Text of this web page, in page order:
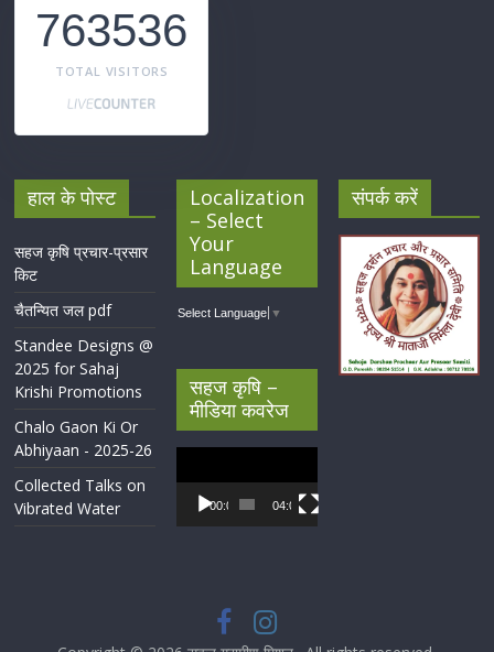
763536
TOTAL VISITORS
हाल के पोस्ट
सहज कृषि प्रचार-प्रसार
किट
चैतन्यित जल pdf
Standee Designs @
2025 for Sahaj
Krishi Promotions
Chalo Gaon Ki Or
Abhiyaan - 2025-26
Collected Talks on
Vibrated Water
Localization
– Select
Your
Language
Select Language ▼
सहज कृषि –
मीडिया कवरेज
Player
00:00 04:07
संपर्क करें